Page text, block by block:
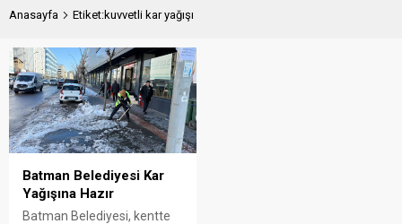
Anasayfa Etiket:kuvvetli kar yağışı
Batman Belediyesi Kar
Yağışına Hazır
Batman Belediyesi, kentte